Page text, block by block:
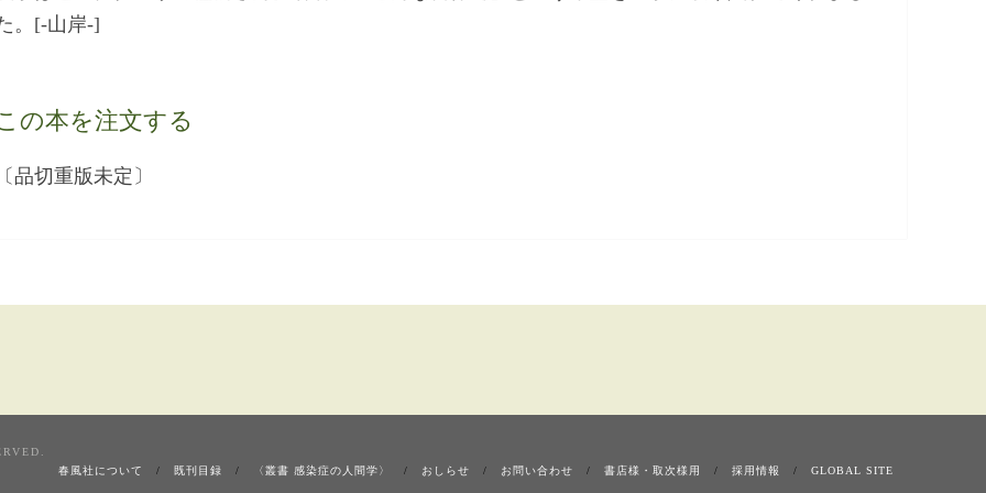
。[-山岸-]
の本を注文する
〔品切重版未定〕
春風社について
既刊目録 〈叢書 感染症の人間学〉 おしらせ お問い合わせ 書店様・取次様用 採用情報 GLOBAL SITE